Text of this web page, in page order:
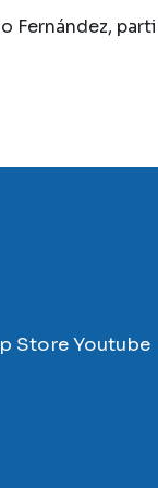
StoreYoutube